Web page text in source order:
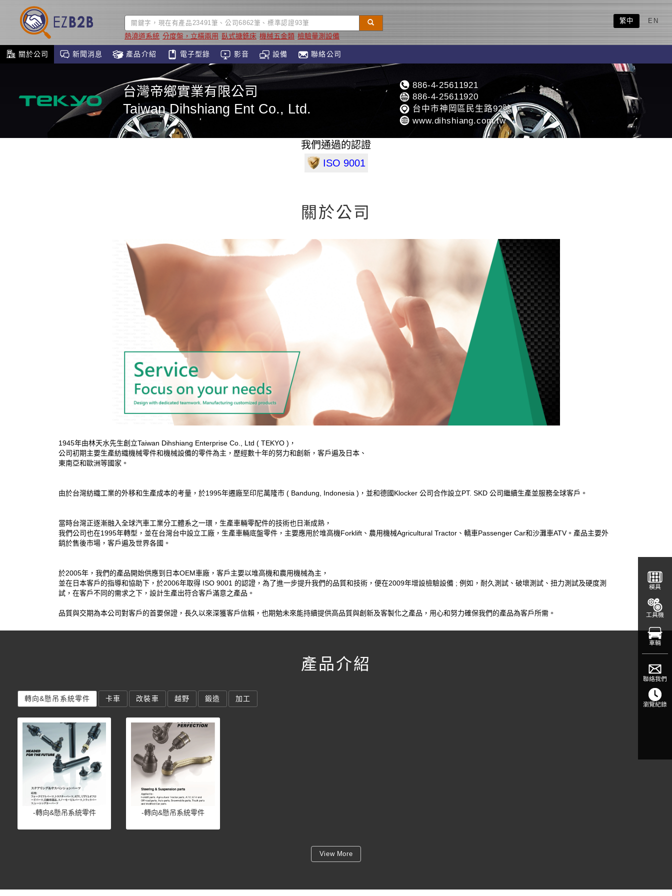
熱澆道系統 分度盤，立橫兩用 臥式搪銑床 機械五金類 檢驗量測設備
繁中 EN
關於公司 新聞消息 產品介紹 電子型錄 影音 設備 聯絡公司
台灣帝鄉實業有限公司
Taiwan Dihshiang Ent Co., Ltd.
886-4-25611921
886-4-25611920
台中市神岡區民生路92號
www.dihshiang.com.tw
我們通過的認證
ISO 9001
關於公司
1945年由林天水先生創立Taiwan Dihshiang Enterprise Co., Ltd ( TEKYO )，
公司初期主要生產紡織機械零件和機械設備的零件為主，歷經數十年的努力和創新，客戶遍及日本、
東南亞和歐洲等國家。
由於台灣紡織工業的外移和生產成本的考量，於1995年遷廠至印尼萬隆市 ( Bandung, Indonesia )，並和德國Klocker 公司合作設立PT. SKD 公司繼續生產並服務全球客戶。
當時台灣正逐漸融入全球汽車工業分工體系之一環，生產車輛零配件的技術也日漸成熟，
我們公司也在1995年轉型，並在台灣台中設立工廠，生產車輛底盤零件，主要應用於堆高機Forklift、農用機械Agricultural Tractor、轎車Passenger Car和沙灘車ATV。產品主要外
銷於售後市場，客戶遍及世界各國。
於2005年，我們的產品開始供應到日本OEM車廠，客戶主要以堆高機和農用機械為主，
並在日本客戶的指導和協助下，於2006年取得 ISO 9001 的認證，為了進一步提升我們的品質和技術，便在2009年增設檢驗設備 ; 例如，耐久測試、破壞測試、扭力測試及硬度測
試，在客戶不同的需求之下，設計生產出符合客戶滿意之產品。
品質與交期為本公司對客戶的首要保證，長久以來深獲客戶信賴，也期勉未來能持續提供高品質與創新及客製化之產品，用心和努力確保我們的產品為客戶所需。
產品介紹
轉向&懸吊系統零件 卡車 改裝車 越野 鍛造 加工
-轉向&懸吊系統零件 -轉向&懸吊系統零件
View More
模具
工具機
車輛
聯絡我們
瀏覽紀錄